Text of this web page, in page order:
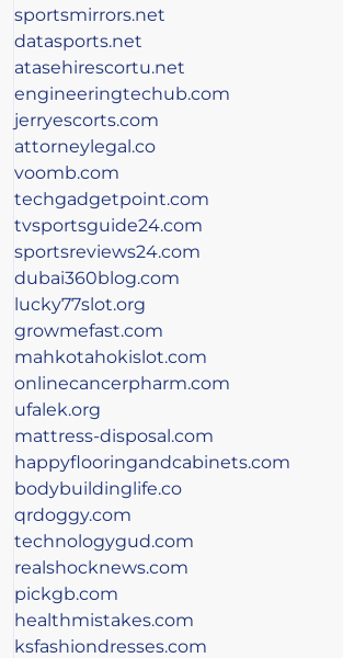
sportsmirrors.net
datasports.net
atasehirescortu.net
engineeringtechub.com
jerryescorts.com
attorneylegal.co
voomb.com
techgadgetpoint.com
tvsportsguide24.com
sportsreviews24.com
dubai360blog.com
lucky77slot.org
growmefast.com
mahkotahokislot.com
onlinecancerpharm.com
ufalek.org
mattress-disposal.com
happyflooringandcabinets.com
bodybuildinglife.co
qrdoggy.com
technologygud.com
realshocknews.com
pickgb.com
healthmistakes.com
ksfashiondresses.com